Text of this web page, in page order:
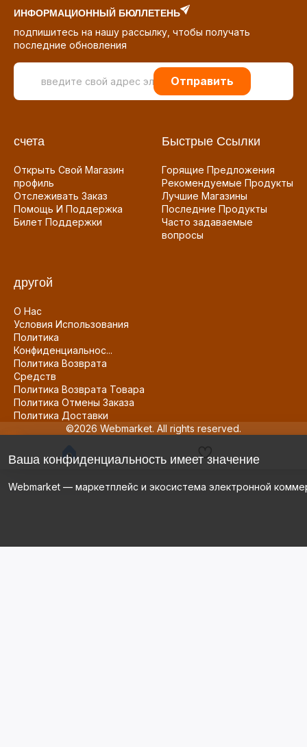
ИНФОРМАЦИОННЫЙ БЮЛЛЕТЕНЬ
подпишитесь на нашу рассылку, чтобы получать
последние обновления
Отправить
счета
Открыть Свой Магазин
профиль
Отслеживать Заказ
Помощь И Поддержка
Билет Поддержки
Быстрые Ссылки
Горящие Предложения
Рекомендуемые Продукты
Лучшие Магазины
Последние Продукты
Часто задаваемые
вопросы
другой
О Нас
Условия Использования
Политика
Конфиденциальнос...
Политика Возврата
Средств
Политика Возврата Товара
Политика Отмены Заказа
Политика Доставки
©2026 Webmarket. All rights reserved.
Ваша конфиденциальность имеет значение
Webmarket — маркетплейс и экосистема электронной